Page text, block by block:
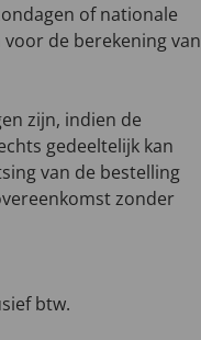
of nationale
de berekening van
zijn, indien de
gedeeltelijk kan
van de bestelling
zonder
btw.